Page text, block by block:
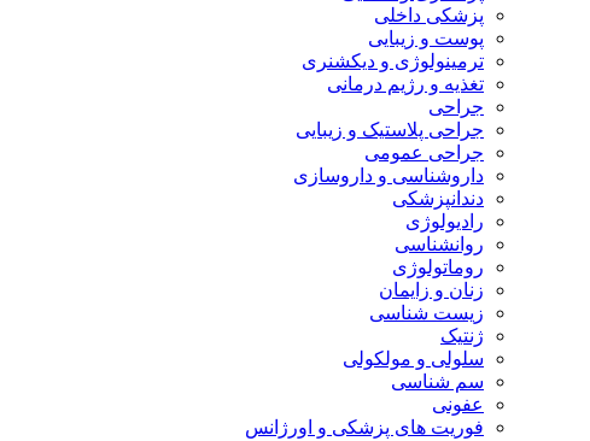
پزشکی داخلی
پوست و زیبایی
ترمینولوژی و دیکشنری
تغذیه و رژیم درمانی
جراحی
جراحی پلاستیک و زیبایی
جراحی عمومی
داروشناسی و داروسازی
دندانپزشکی
رادیولوژی
روانشناسی
روماتولوژی
زنان و زایمان
زیست شناسی
ژنتیک
سلولی و مولکولی
سم شناسی
عفونی
فوریت های پزشکی و اورژانس